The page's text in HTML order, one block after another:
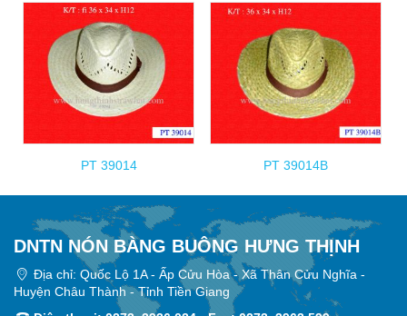
PT 39014 PT 39014B
DNTN NÓN BÀNG BUÔNG HƯNG THỊNH
Địa chỉ: Quốc Lộ 1A - Ấp Cửu Hòa - Xã Thân Cửu Nghĩa -
Huyện Châu Thành - Tỉnh Tiền Giang